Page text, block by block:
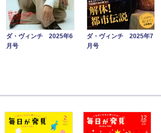
ダ・ヴィンチ 2025年6
月号
ダ・ヴィンチ 2025年7
月号